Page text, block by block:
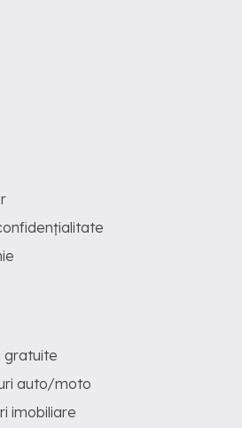
gratuite
auto/moto
imobiliare